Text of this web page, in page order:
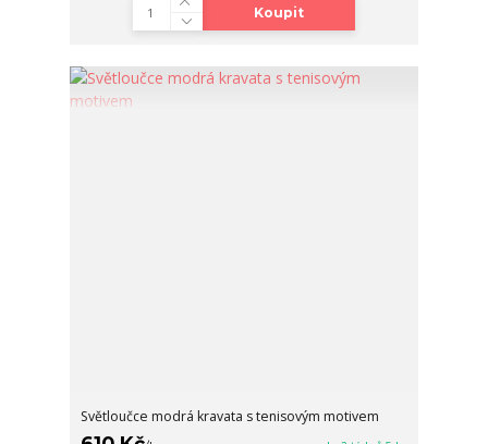
Koupit
Světloučce modrá kravata s tenisovým motivem